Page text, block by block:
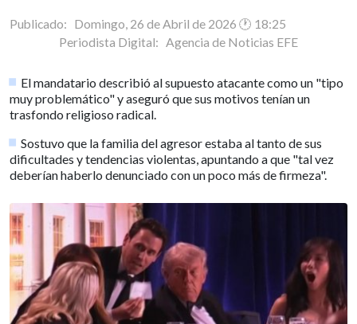
Publicado: Domingo, 26 de Abril de 2026 🕐 18:25
Periodista Digital: Agencia de Noticias EFE
El mandatario describió al supuesto atacante como un "tipo
muy problemático" y aseguró que sus motivos tenían un
trasfondo religioso radical.
Sostuvo que la familia del agresor estaba al tanto de sus
dificultades y tendencias violentas, apuntando a que "tal vez
deberían haberlo denunciado con un poco más de firmeza".